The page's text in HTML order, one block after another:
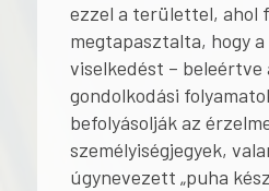
ezzel a területtel, ahol
megtapasztalta, hogy
viselkedést – beleértve
gondolkodási
befolyásolják az
személyiségjegyek,
úgynevezett „puha